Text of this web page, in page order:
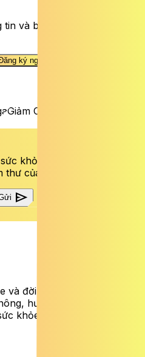
và bài viết sức khỏe
ký ngay
Giảm Cân
khỏe và bài viết mới nhất
của bạn mỗi tuần.
send
và đời sống cung cấp tin
hướng dẫn dinh dưỡng
khỏe thể chất lẫn tinh